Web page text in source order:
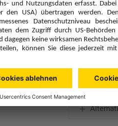
anpassen
Details
Rückflug
So., 20.9.26
1 Stopp
Pegasus Airlines